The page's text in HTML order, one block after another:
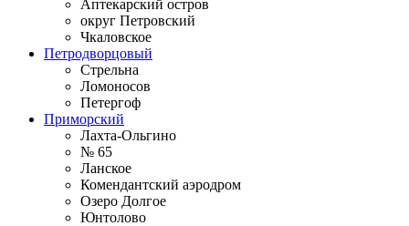
Аптекарский остров
округ Петровский
Чкаловское
Петродворцовый
Стрельна
Ломоносов
Петергоф
Приморский
Лахта-Ольгино
№ 65
Ланское
Комендантский аэродром
Озеро Долгое
Юнтолово